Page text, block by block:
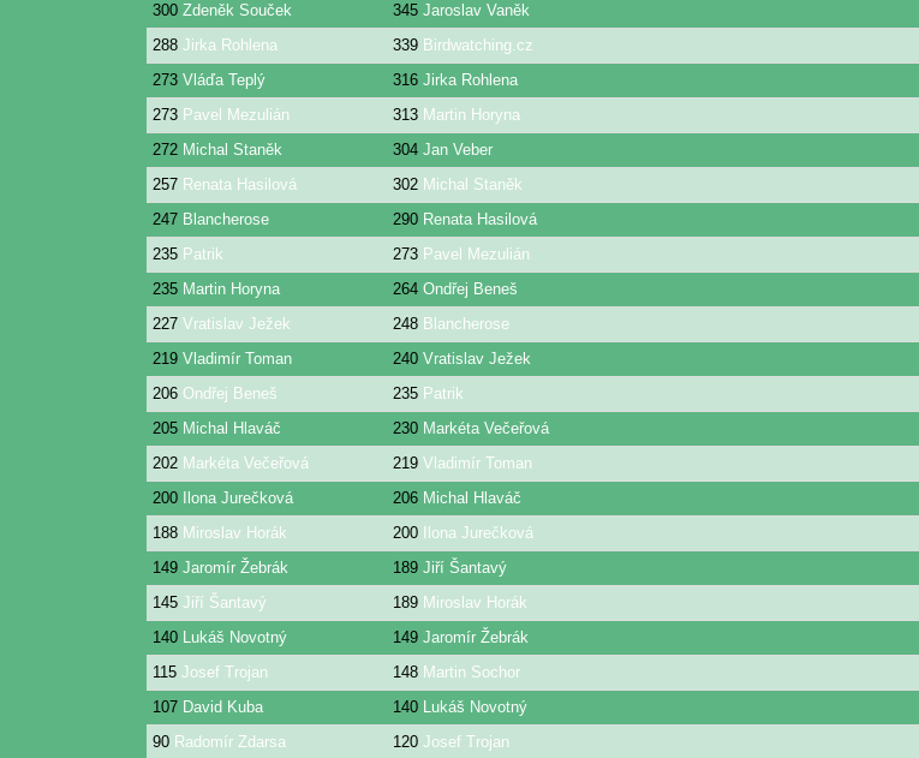
300 Zdeněk Souček 345 Jaroslav Vaněk
288 Jirka Rohlena 339 Birdwatching.cz
273 Vláďa Teplý 316 Jirka Rohlena
273 Pavel Mezulián 313 Martin Horyna
272 Michal Staněk 304 Jan Veber
257 Renata Hasilová 302 Michal Staněk
247 Blancherose 290 Renata Hasilová
235 Patrik 273 Pavel Mezulián
235 Martin Horyna 264 Ondřej Beneš
227 Vratislav Ježek 248 Blancherose
219 Vladimír Toman 240 Vratislav Ježek
206 Ondřej Beneš 235 Patrik
205 Michal Hlaváč 230 Markéta Večeřová
202 Markéta Večeřová 219 Vladimír Toman
200
Ilona Jurečková 206 Michal Hlaváč
188 Miroslav Horák 200 Ilona Jurečková
149 Jaromír Žebrák 189 Jiří Šantavý
145 Jiří Šantavý 189 Miroslav Horák
140 Lukáš Novotný 149 Jaromír Žebrák
115 Josef Trojan 148 Martin Sochor
107 David Kuba 140 Lukáš Novotný
90 Radomír Zdarsa 120 Josef Trojan